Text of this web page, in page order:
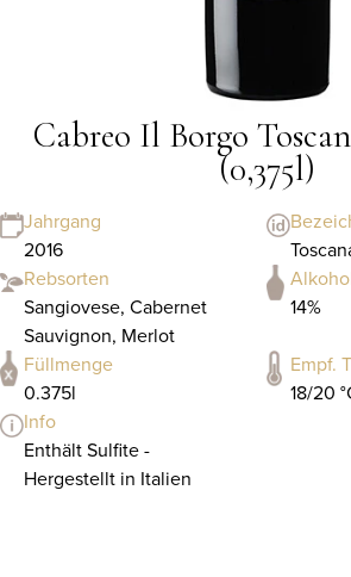
Cabreo Il Borgo
(0,375l)
Jahrgang
2016
Rebsorten
Sangiovese, Cabernet
Sauvignon, Merlot
14%
Füllmenge
0.375l
Empf.
18/20
Info
Enthält Sulfite -
Hergestellt in Italien